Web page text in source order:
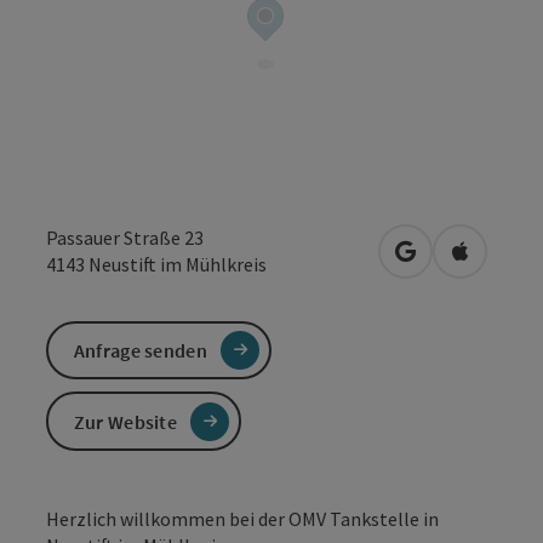
Passauer Straße 23
4143 Neustift im Mühlkreis in Googlein Apple
Herzlich willkommen bei der OMV Tankstelle in
Anfrage senden
Zur Website